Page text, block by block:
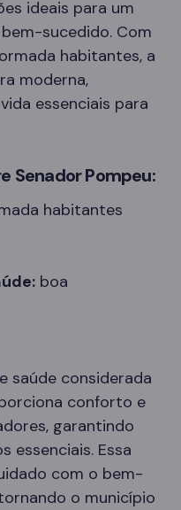
ideais para um
sucedido. Com
habitantes, a
moderna,
essenciais para
Senador Pompeu:
habitantes
boa
saúde considerada
conforto e
garantindo
essenciais. Essa
com o bem-
o município